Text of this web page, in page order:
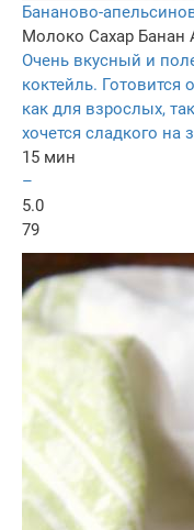
Бананово-
Молоко Сахар Банан
Очень вкусный и
коктейль.
как для взрослых,
хочется сладкого на
15 мин
–
5.0
79